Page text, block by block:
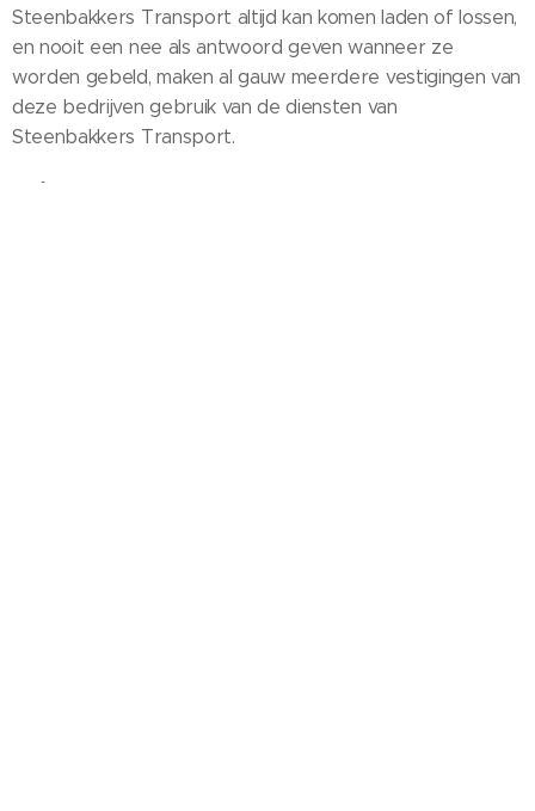
Steenbakkers Transport altijd kan komen laden of lossen,
en nooit een nee als antwoord geven wanneer ze
worden gebeld, maken al gauw meerdere vestigingen van
deze bedrijven gebruik van de diensten van
Steenbakkers Transport.
24/7 paraat